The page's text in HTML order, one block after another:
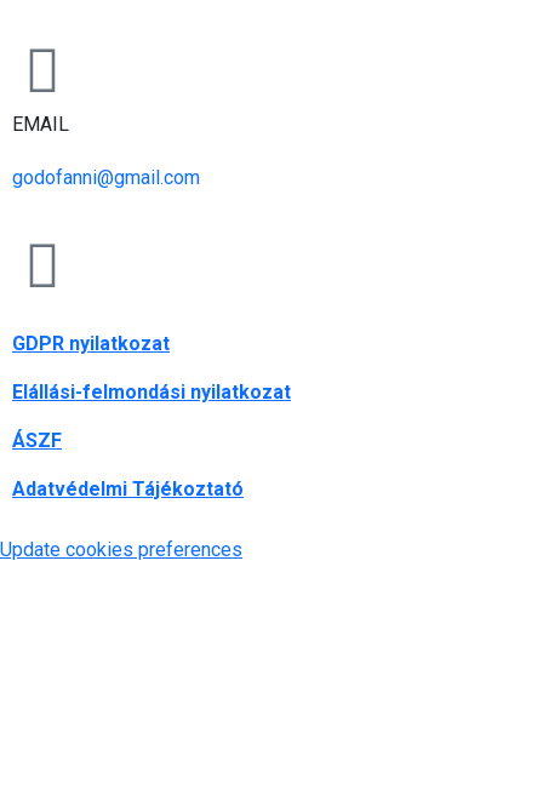
EMAIL
godofanni@gmail.com
GDPR nyilatkozat
Elállási-felmondási nyilatkozat
ÁSZF
Adatvédelmi Tájékoztató
Update cookies preferences